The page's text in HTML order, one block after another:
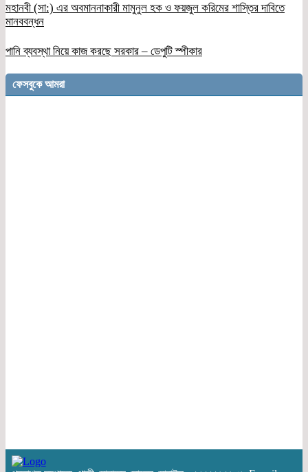
মহানবী (সা:) এর অবমাননাকারী মামুনুল হক ও ফয়জুল করিমের শাস্তির দাবিতে
মানববন্ধন
পানি ব্যবস্থা নিয়ে কাজ করছে সরকার – ডেপুটি স্পীকার
ফেসবুকে আমরা